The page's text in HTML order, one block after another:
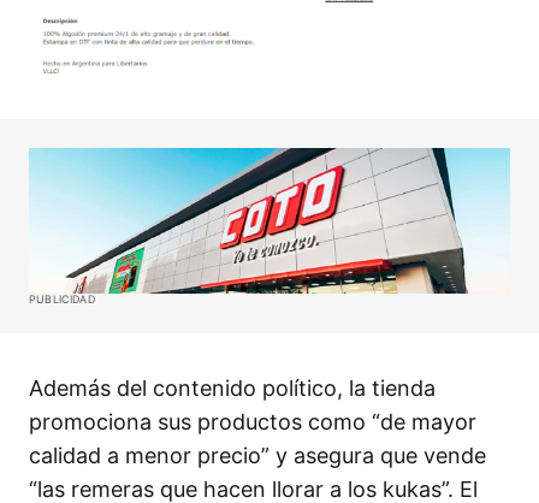
PUBLICIDAD
Además del contenido político, la tienda
promociona sus productos como “de mayor
calidad a menor precio” y asegura que vende
“las remeras que hacen llorar a los kukas”. El